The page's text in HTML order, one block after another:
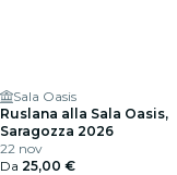
Sala Oasis
Ruslana alla Sala Oasis,
Saragozza 2026
22 nov
Da 25,00 €